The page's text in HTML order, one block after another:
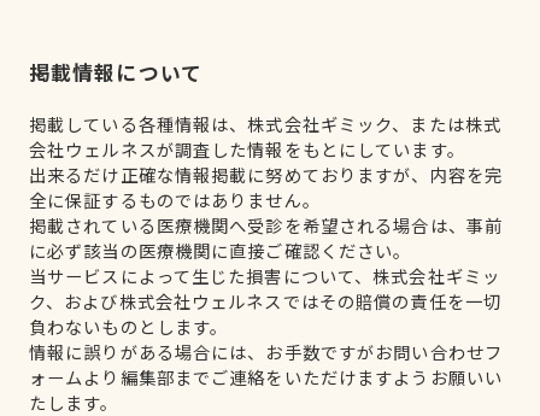
掲載情報について
掲載している各種情報は、株式会社ギミック、または株式
会社ウェルネスが調査した情報をもとにしています。
出来るだけ正確な情報掲載に努めておりますが、内容を完
全に保証するものではありません。
掲載されている医療機関へ受診を希望される場合は、事前
に必ず該当の医療機関に直接ご確認ください。
当サービスによって生じた損害について、株式会社ギミッ
ク、および株式会社ウェルネスではその賠償の責任を一切
負わないものとします。
情報に誤りがある場合には、お手数ですがお問い合わせフ
ォームより編集部までご連絡をいただけますようお願いい
たします。